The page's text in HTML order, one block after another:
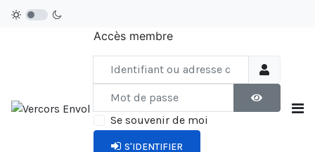
Accès membre
Identifiant ou adresse courriel
Mot de passe
AFFICHER
Se souvenir de moi
S'IDENTIFIER